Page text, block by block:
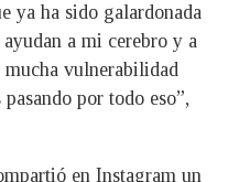
ya ha sido galardonada
a mi cerebro y a
mucha vulnerabilidad
por todo eso”,
en Instagram un